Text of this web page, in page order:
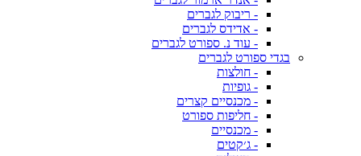
- ריבוק לגברים
- אדידס לגברים
- עוד נ. ספורט לגברים
בגדי ספורט לגברים
- חולצות
- גופיות
- מכנסיים קצרים
- חליפות ספורט
- מכנסיים
- ג׳קטים